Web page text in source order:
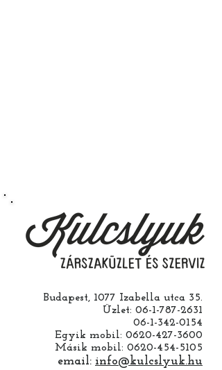
Budapest, 1077 Izabella utca 35.
Üzlet: 06-1-787-2631
06-1-342-0154
Egyik mobil: 0620-427-3600
Másik mobil: 0620-454-5105
email: info@kulcslyuk.hu